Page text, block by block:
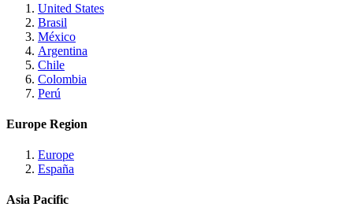
United States
Brasil
México
Argentina
Chile
Colombia
Perú
Europe Region
Europe
España
Asia Pacific